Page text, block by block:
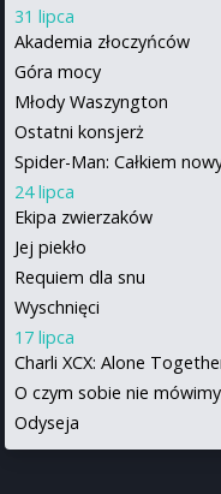
31 lipca
Akademia złoczyńców
Góra mocy
Młody Waszyngton
Ostatni konsjerż
Spider-Man: Całkiem
24 lipca
Ekipa zwierzaków
Jej piekło
Requiem dla snu
Wyschnięci
17 lipca
Charli XCX: Alone
O czym sobie nie mówimy
Odyseja